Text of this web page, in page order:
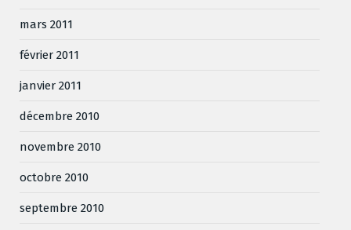
mars 2011
février 2011
janvier 2011
décembre 2010
novembre 2010
octobre 2010
septembre 2010